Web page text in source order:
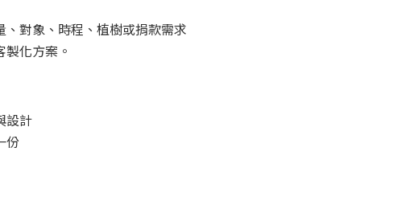
、對象、時程、植樹或捐款需求
化方案。
設計
份